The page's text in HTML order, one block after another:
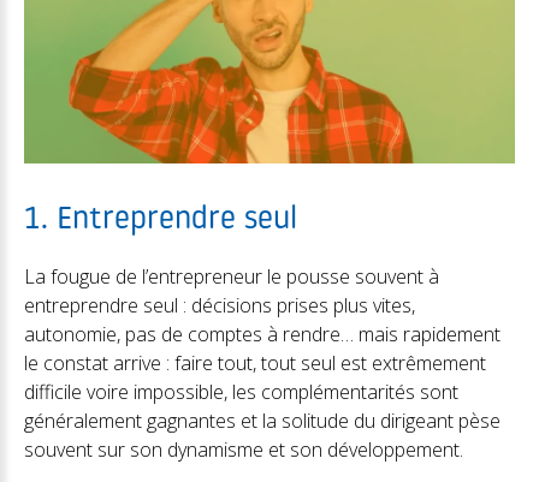
1. Entreprendre seul
La fougue de l’entrepreneur le pousse souvent à
entreprendre seul : décisions prises plus vites,
autonomie, pas de comptes à rendre… mais rapidement
le constat arrive : faire tout, tout seul est extrêmement
difficile voire impossible, les complémentarités sont
généralement gagnantes et la solitude du dirigeant pèse
souvent sur son dynamisme et son développement.